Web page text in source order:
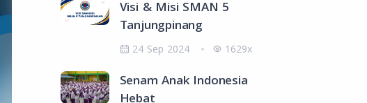
Visi & Misi SMAN 5
Tanjungpinang
24 Sep 2024 1629x
Senam Anak Indonesia
Hebat